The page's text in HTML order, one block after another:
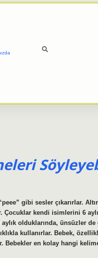
gibi sesler çıkarırlar.
kendi isimlerini 6
aylık olduklarında, ünsüzler
kullanırlar. Bebek,
en kolay hangi